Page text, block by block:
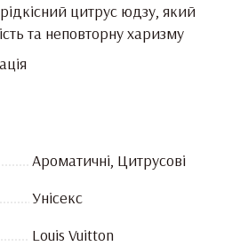
цитрус юдзу, який
та неповторну харизму
Ароматичні, Цитрусові
Унісекс
Louis Vuitton